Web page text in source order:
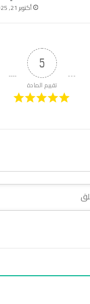
أكتوبر 21, 2025
5
تقييم المادة